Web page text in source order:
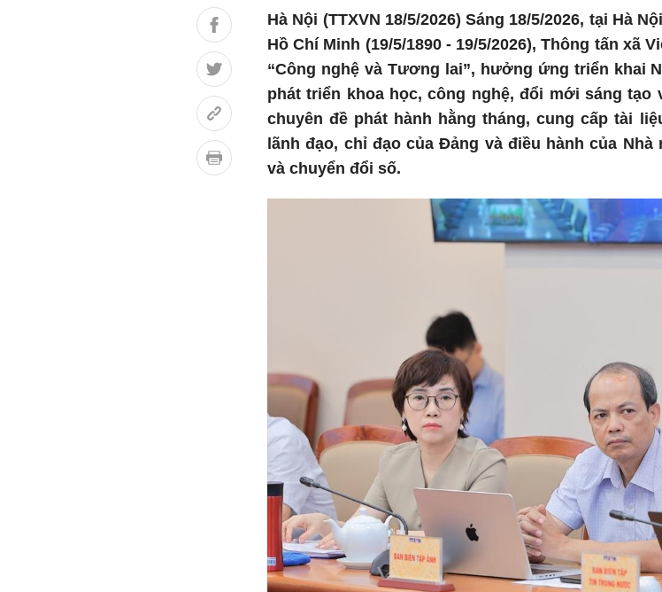
Hà Nội (TTXVN 18/5/2026) Sáng 18/5/2026, tại Hà
Hồ Chí Minh (19/5/1890 - 19/5/2026), Thông tấn xã
“Công nghệ và Tương lai”, hưởng ứng triển khai
phát triển khoa học, công nghệ, đổi mới sáng
chuyên đề phát hành hằng tháng, cung cấp tài
lãnh đạo, chỉ đạo của Đảng và điều hành của
và chuyển đổi số.